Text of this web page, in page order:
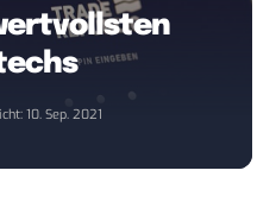
10. Sep. 2021